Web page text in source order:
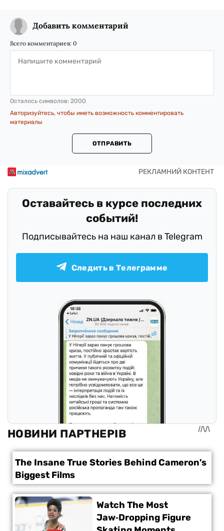
Добавить комментарий
Всего комментариев: 0
Осталось символов: 2000
Авторизуйтесь, чтобы иметь возможность комментировать
материалы
ОТПРАВИТЬ
Оставайтесь в курсе последних
событий!
Подписывайтесь на наш канал в Telegram
Следить в Телеграмме